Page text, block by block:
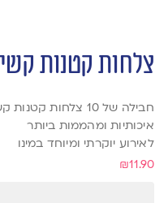
צלחות קטנות
חבילה של 10 צלחות קטנות קשיחות וניתנות לשימוש חוזר בעיצוב וינטאג׳ בצבע זהב
איכותיות ומהממות ביותר
לאירוע יוקרתי ומיוחד במינו
₪11.90